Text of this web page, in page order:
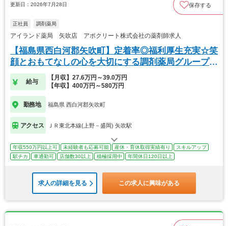
更新日：2026年7月28日 保存する
正社員 調剤薬局
アイランド薬局 矢吹店 アポクリート株式会社の薬剤師求人
【福島県西白河郡矢吹町】定着率◎福利厚生充実☆笑
顔とおもてなしの心を大切にする調剤薬局グループで
す！
給与
【月収】27.6万円～39.0万円
【年収】400万円～580万円
勤務地 福島県 西白河郡矢吹町
アクセス ＪＲ東北本線(上野－盛岡) 矢吹駅
年収550万円以上可 未経験者も応募可能 産休・育休取得実績有り
スキルアップ
駅チカ
車通勤可 店舗数30以上 積極採用中 年間休日120日以上
求人の詳細を見る この求人に興味がある